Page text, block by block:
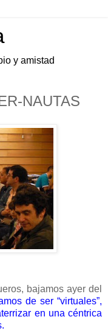
y amistad
NAUTAS
bajamos ayer del
de ser “virtuales”,
en una céntrica